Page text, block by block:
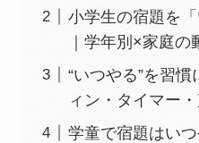
小学生の宿題を
｜学年別×家庭の
“いつやる”を習
ィン・タイマー
学童で宿題はい